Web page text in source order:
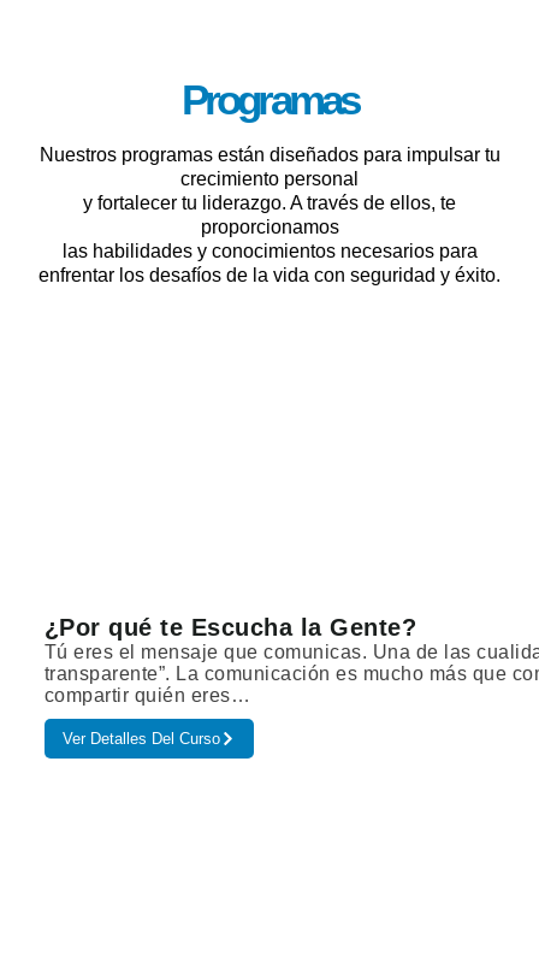
Programas
Nuestros programas están diseñados para impulsar tu
crecimiento personal
y fortalecer tu liderazgo. A través de ellos, te
proporcionamos
las habilidades y conocimientos necesarios para
enfrentar los desafíos de la vida con seguridad y éxito.
¿Por qué te Escucha la Gente?
Tú eres el mensaje que comunicas. Una de las
transparente”. La comunicación es mucho más que
compartir quién eres…
Ver Detalles Del Curso